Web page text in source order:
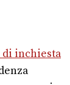
di inchiesta